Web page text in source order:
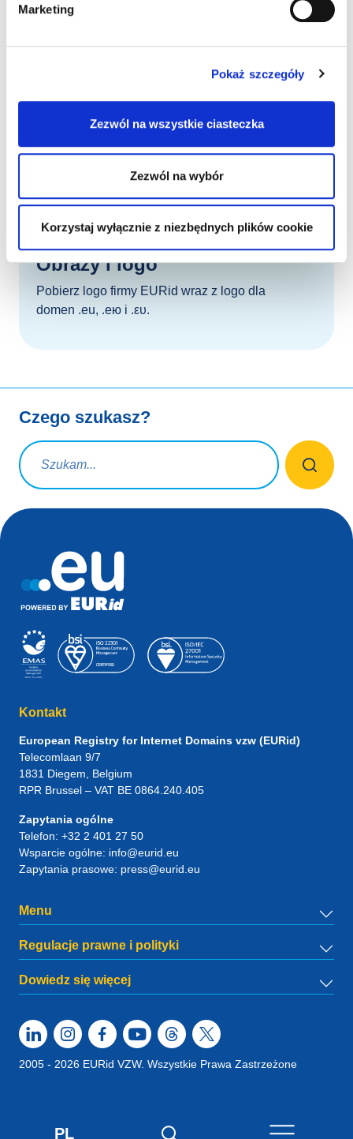
Marketing
Pokaż szczegóły
Zezwól na wszystkie ciasteczka
Zezwól na wybór
Korzystaj wyłącznie z niezbędnych plików cookie
PL
użytkowników domeny .eu, opisuje
nazwa domeny .eu wspiera firmy
Obrazy i logo
Pobierz logo firmy EURid wraz z logo dla
domen .eu, .ею i .ευ.
Czego szukasz?
Zapytanie wyszukiwania
Kontakt
European Registry for Internet Domains vzw (EURid)
Telecomlaan 9/7
1831 Diegem , Belgium
RPR Brussel – VAT BE 0864.240.405
Zapytania ogólne
Telefon: +32 2 401 27 50
Wsparcie ogólne: info@eurid.eu
Zapytania prasowe: press@eurid.eu
Menu
Regulacje prawne i polityki
Dowiedz się więcej
2005 - 2026 EURid VZW. Wszystkie Prawa Zastrzeżone